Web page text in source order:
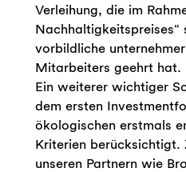
Verleihung, die im
vorbildliche
Mitarbeiters geehrt hat.
Ein weiterer wichtiger
dem ersten
ökologischen erstmals
Kriterien berücksichtigt.
unseren Partnern wie